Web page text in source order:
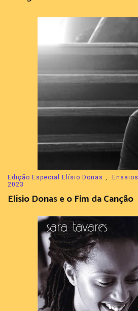
Edição Especial Elísio Donas , Ensaios
2023
Elísio Donas e o Fim da Canção